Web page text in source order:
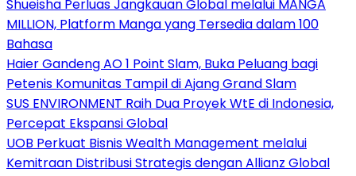
Shueisha Perluas Jangkauan Global melalui MANGA
MILLION, Platform Manga yang Tersedia dalam 100
Bahasa
Haier Gandeng AO 1 Point Slam, Buka Peluang bagi
Petenis Komunitas Tampil di Ajang Grand Slam
SUS ENVIRONMENT Raih Dua Proyek WtE di Indonesia,
Percepat Ekspansi Global
UOB Perkuat Bisnis Wealth Management melalui
Kemitraan Distribusi Strategis dengan Allianz Global